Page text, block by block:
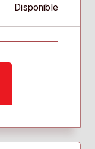
Disponible